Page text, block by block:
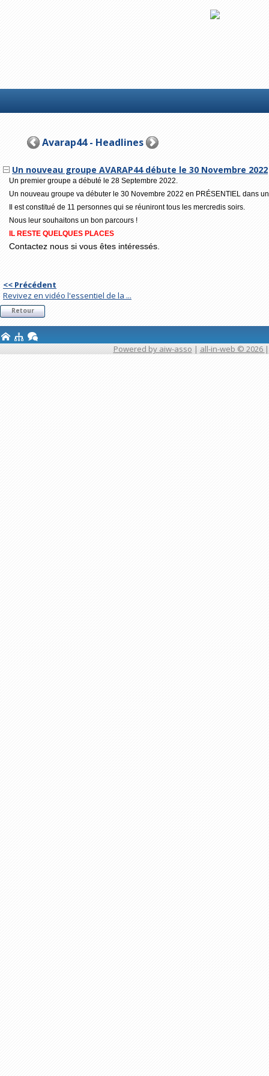
Avarap44 - Headlines
Un nouveau groupe AVARAP44 débute le 30 Novembre 2022
Un premier groupe a débuté le 28 Septembre 2022.
Un nouveau groupe va débuter le 30 Novembre 2022 en PRÉSENTIEL dans
Il est constitué de 11 personnes qui se réuniront tous les mercredis soirs.
Nous leur souhaitons un bon parcours !
IL RESTE QUELQUES PLACES
Contactez nous si vous êtes intéressés.
<< Précédent
Revivez en vidéo l'essentiel de la ...
Retour
Powered by aiw-asso | all-in-web © 2026